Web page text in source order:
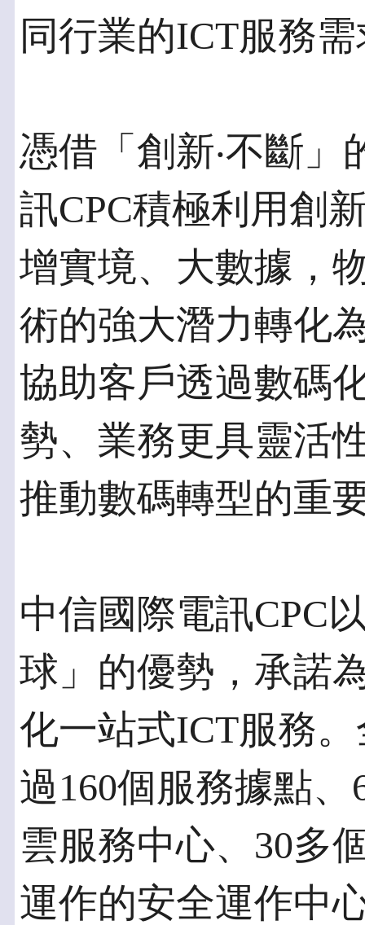
同行業的ICT服務
憑借「創新‧不斷
訊CPC積極利用創
增實境、大數據，
術的強大潛力轉化
協助客戶透過數碼
勢、業務更具靈活
推動數碼轉型的重
中信國際電訊CPC
球」的優勢，承諾
化一站式ICT服務
過160個服務據點
雲服務中心、30多
運作的安全運作中